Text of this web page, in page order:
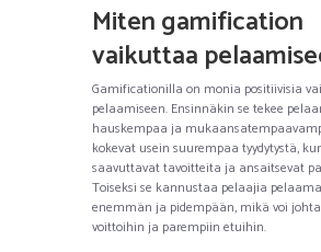
Miten gamification
vaikuttaa
Gamificationilla on monia positiivisia
pelaamiseen. Ensinnäkin se tekee
hauskempaa ja
kokevat usein suurempaa tyydytystä,
saavuttavat tavoitteita ja ansaitsevat
Toiseksi se kannustaa pelaajia
enemmän ja pidempään, mikä voi
voittoihin ja parempiin etuihin.